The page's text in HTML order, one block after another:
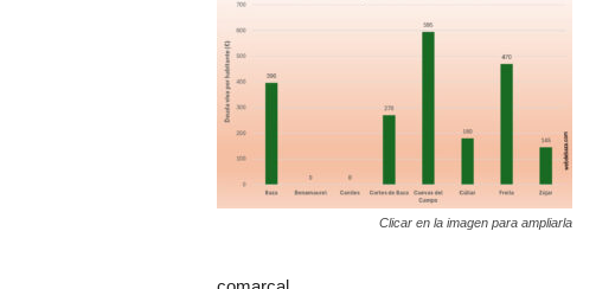
Clicar en la imagen para ampliarla